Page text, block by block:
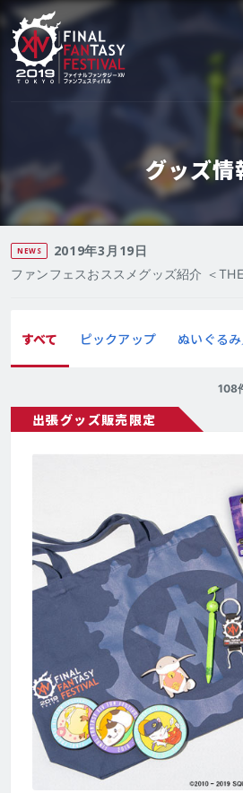
グッズ情
NEWS 2019年3月19日
ファンフェスおススメグッズ紹介 ＜
すべて ピックアップ ぬいぐる
108
出張グッズ販売限定